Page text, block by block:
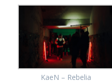
KaeN – Rebelia